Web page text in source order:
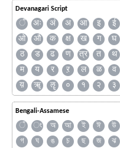
Devanagari Script
ँ अः अं अ आ इ ई
ओ
औ क क्ष ख ग घ
ठ
ड ढ ण त्र त थ
म
य र ऱ ल ळ व
य़
ॠ ॡ ० १ २ ३
Bengali-Assamese
ঁ ং অ আ ই ঈ উ
গ
ঘ ঙ চ ছ জ ঝ